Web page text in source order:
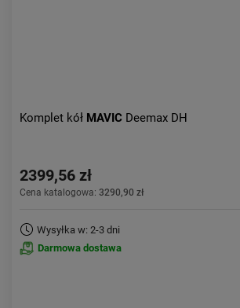
Komplet kół MAVIC Deemax DH
2399,56 zł
Cena katalogowa: 3290,90 zł
Wysyłka w: 2-3 dni
Darmowa dostawa